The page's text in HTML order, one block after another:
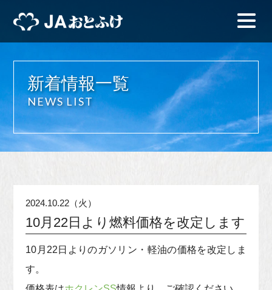
新着情報一覧
NEWS LIST
2024.10.22（火）
10月22日より燃料価格を改定します
10月22日よりのガソリン・軽油の価格を改定しま
す。